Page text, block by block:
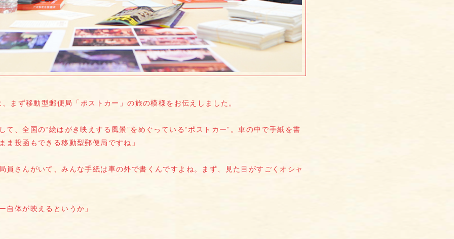
まず移動型郵便局「ポストカー」の旅の模様をお伝えしました。
て、全国の“絵はがき映えする風景”をめぐっている“ポストカー”。車の中で手紙を書
ま投函もできる移動型郵便局ですね」
員さんがいて、みんな手紙は車の外で書くんですよね。まず、見た目がすごくオシャ
自体が映えるというか」